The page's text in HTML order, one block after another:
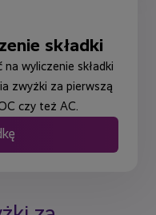
składki
wyliczenie składki
zwyżki za pierwszą
czy też AC.